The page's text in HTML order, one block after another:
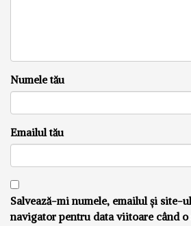
Numele tău
Emailul tău
Salvează-mi numele, emailul și site-
navigator pentru data viitoare când o